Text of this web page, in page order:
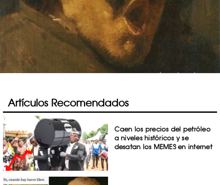
Artículos Recomendados
Caen los precios del petróleo
a niveles históricos y se
desatan los MEMES en internet